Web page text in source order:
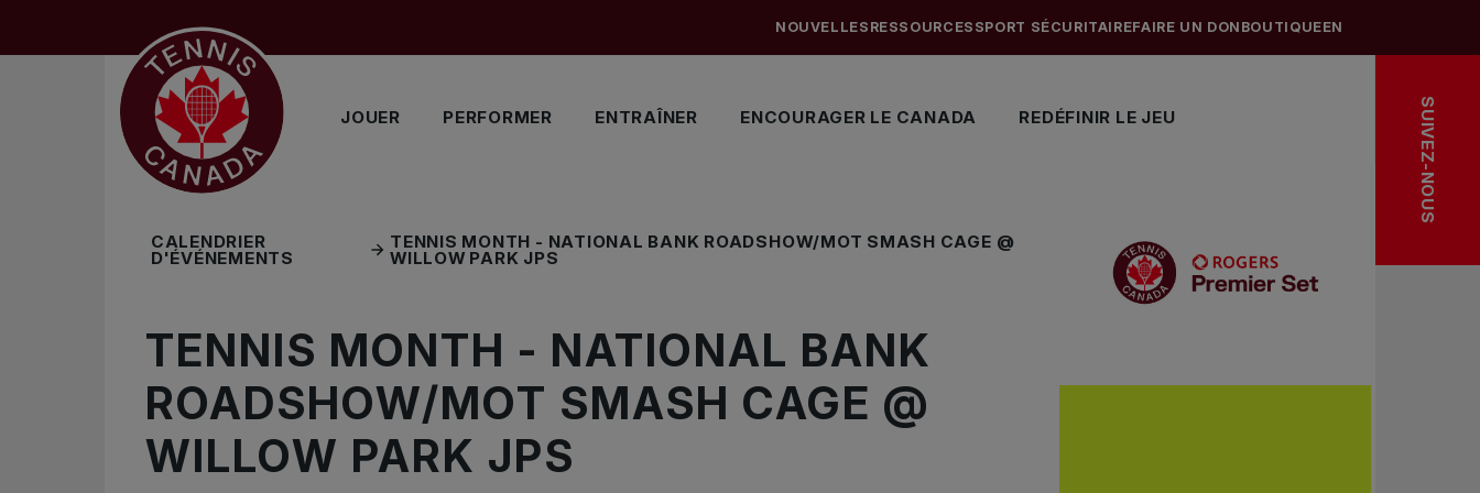
JOUER PERFORMER ENTRAÎNER ENCOURAGER LE CANADA REDÉFINIR LE JEU
NOUVELLES RESSOURCES SPORT SÉCURITAIREFAIRE UN DON BOUTIQUEEN
SUIVEZ-NOUS
CALENDRIER
D'ÉVÉNEMENTS
TENNIS MONTH - NATIONAL BANK ROADSHOW/MOT SMASH CAGE @
WILLOW PARK JPS
TENNIS MONTH - NATIONAL BANK
ROADSHOW/MOT SMASH CAGE @
WILLOW PARK JPS